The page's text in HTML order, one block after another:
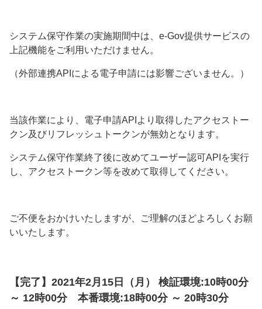
システム保守作業の実施期間中は、e-Gov提供サービスの
上記機能をご利用いただけません。
（外部連携APIによる電子申請には影響ございません。）
当該作業により、電子申請APIより取得したアクセストー
クン及びリフレッシュトークンが無効となります。
システム保守作業終了後に改めてユーザー認可APIを実行
し、アクセストークン等を改めて取得してください。
ご不便をおかけいたしますが、ご理解のほどよろしくお願
いいたします。
【完了】2021年2月15日（月） 検証環境:10時00分
～ 12時00分 本番環境:18時00分 ～ 20時30分